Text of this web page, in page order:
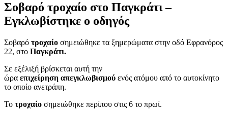
Σοβαρό τροχαίο στο Παγκράτι –
Εγκλωβίστηκε ο οδηγός
Σοβαρό τροχαίο σημειώθηκε τα ξημερώματα στην οδό Εφρανόρος
22, στο Παγκράτι.
Σε εξέλιξή βρίσκεται αυτή την
ώρα επιχείρηση απεγκλωβισμού ενός ατόμου από το αυτοκίνητο
το οποίο ανετράπη.
Το τροχαίο σημειώθηκε περίπου στις 6 το πρωί.